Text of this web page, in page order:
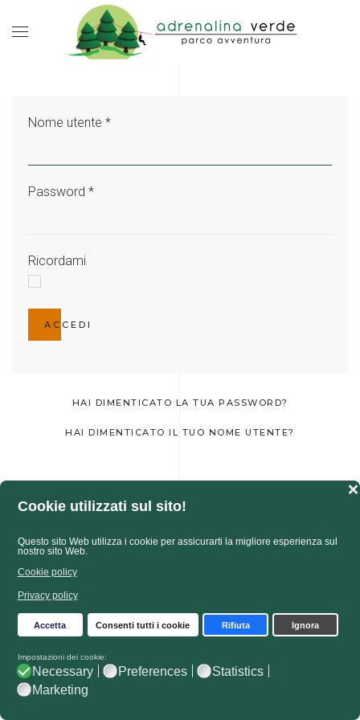
Cookie utilizzati sul sito!
Questo sito Web utilizza i cookie per assicurarti la migliore esperienza sul
nostro sito Web.
Cookie policy
Privacy policy
Accetta Consenti tutti i cookie Rifiuta Ignora
❌
Impostazioni dei cookie:
Necessary Preferences
Statistics
Marketing
Nome utente *
Password *
Ricordami
ACCEDI
HAI DIMENTICATO LA TUA PASSWORD?
HAI DIMENTICATO IL TUO NOME UTENTE?